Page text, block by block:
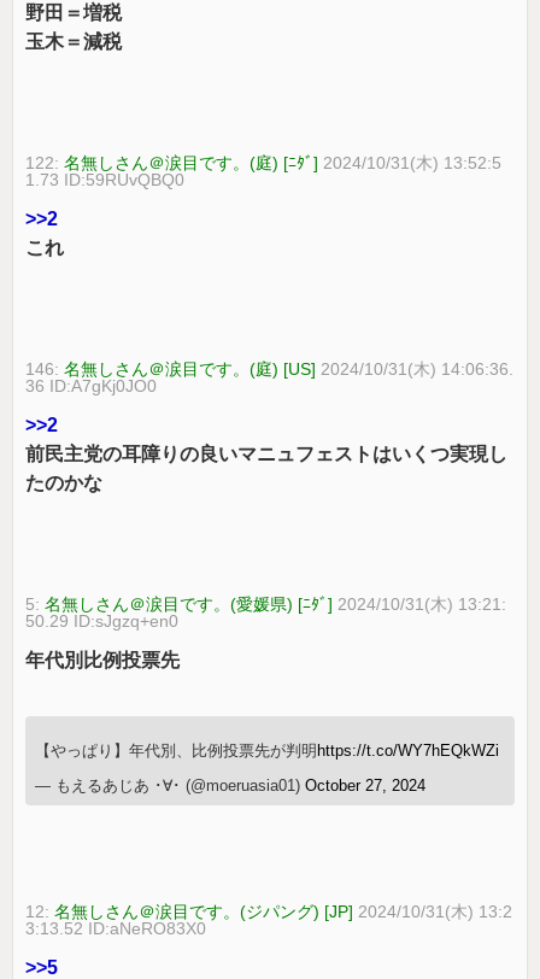
野田＝増税
玉木＝減税
122:名無しさん＠涙目です。(庭) [ﾆﾀﾞ] 2024/10/31(木) 13:52:5
1.73 ID:59RUvQBQ0
>>2
これ
146:名無しさん＠涙目です。(庭) [US] 2024/10/31(木) 14:06:36.
36 ID:A7gKj0JO0
>>2
前民主党の耳障りの良いマニュフェストはいくつ実現し
たのかな
5:名無しさん＠涙目です。(愛媛県) [ﾆﾀﾞ] 2024/10/31(木) 13:21:
50.29 ID:sJgzq+en0
年代別比例投票先
【やっぱり】年代別、比例投票先が判明https://t.co/WY7hEQkWZi
— もえるあじあ ･∀･ (@moeruasia01)October 27, 2024
12:名無しさん＠涙目です。(ジパング) [JP] 2024/10/31(木) 13:2
3:13.52 ID:aNeRO83X0
>>5